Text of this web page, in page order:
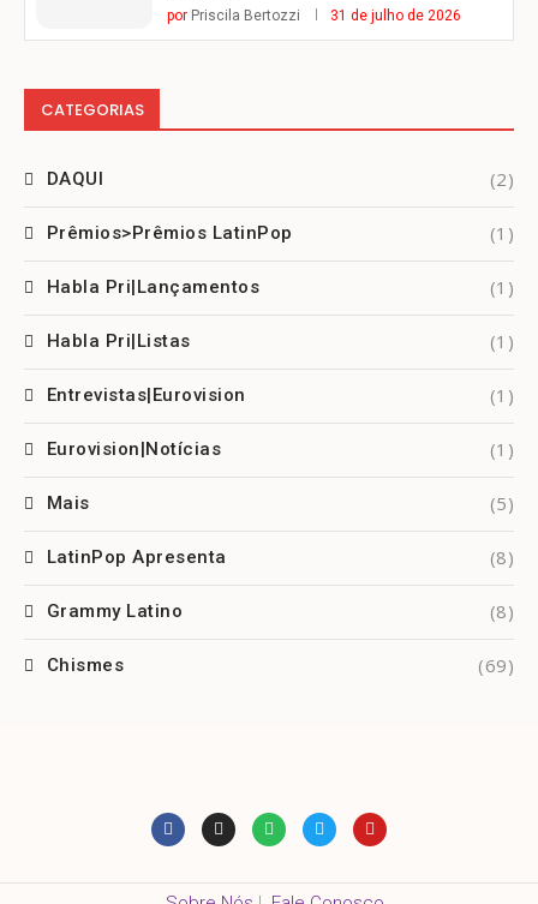
por Priscila Bertozzi 31 de julho de 2026
CATEGORIAS
DAQUI (2)
Prêmios>Prêmios LatinPop (1)
Habla Pri|Lançamentos (1)
Habla Pri|Listas (1)
Entrevistas|Eurovision (1)
Eurovision|Notícias (1)
Mais (5)
LatinPop Apresenta (8)
Grammy Latino (8)
Chismes (69)